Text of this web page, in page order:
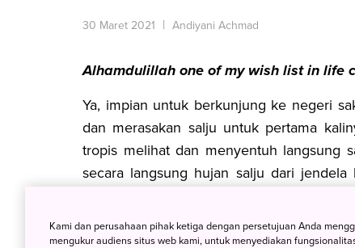
30 Maret 2021 Andiyani Achmad
Alhamdulillah one of my wish list in life
Ya, impian untuk berkunjung ke negeri
dan merasakan salju untuk pertama
tropis melihat dan menyentuh langsung
secara langsung hujan salju dari
Sora Terrace
Kami dan perusahaan pihak ketiga dengan persetujuan Anda
mengukur audiens situs web kami, untuk menyediakan